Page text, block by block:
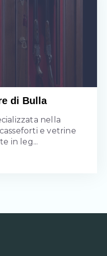
di Bulla
nella
e vetrine
in leg...